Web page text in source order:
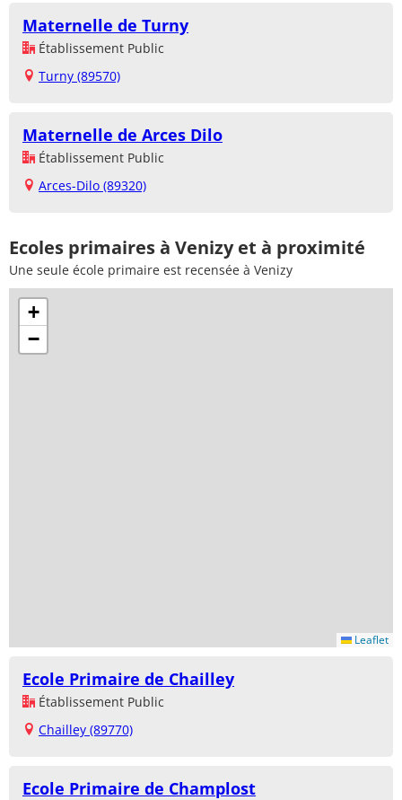
Maternelle de Turny
Établissement Public
Turny (89570)
Maternelle de Arces Dilo
Établissement Public
Arces-Dilo (89320)
Ecoles primaires à Venizy et à proximité
Une seule école primaire est recensée à Venizy
+
−
Leaflet
Ecole Primaire de Chailley
Établissement Public
Chailley (89770)
Ecole Primaire de Champlost